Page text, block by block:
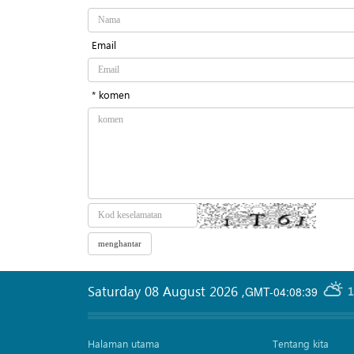
Email
* komen
GMT-04:08:39
Saturday 08 August 2026 ,
Halaman utama Tentang kita